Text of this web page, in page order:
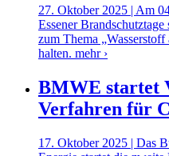
27. Oktober 2025 | Am
Essener
zum Thema
halten. mehr ›
BMWE startet
Verfahren für
17. Oktober 2025 | Das